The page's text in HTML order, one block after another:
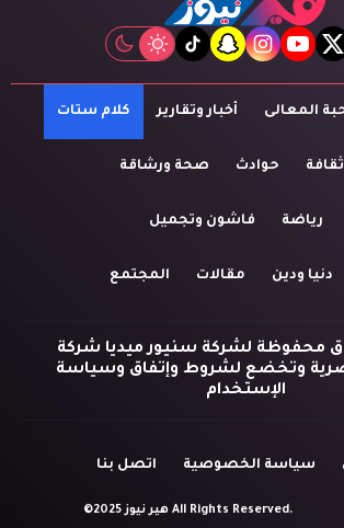
twitter
youtube
instagram
snapchat
tiktok
المعالى أخبار وتقارير كلام ستات
حوادث صحة ورشاقة
رياضة فاشون وتجميل
دنيا ودين مقالات المجتمع
محفوظة لشركة سنيور ميديا شركة
وتخضع لشروط وإتفاق وسياسة
الإستخدام
سياسة الخصوصية اتصل بنا
©2025 هير نيوز All Rights Reserved.